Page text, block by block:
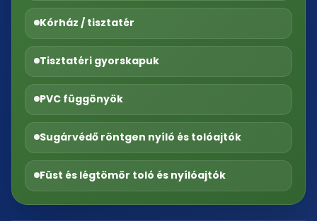
Kórház / tisztatér
Tisztatéri gyorskapuk
PVC függönyök
Sugárvédő röntgen nyíló és tolóajtók
Füst és légtömör toló és nyílóajtók